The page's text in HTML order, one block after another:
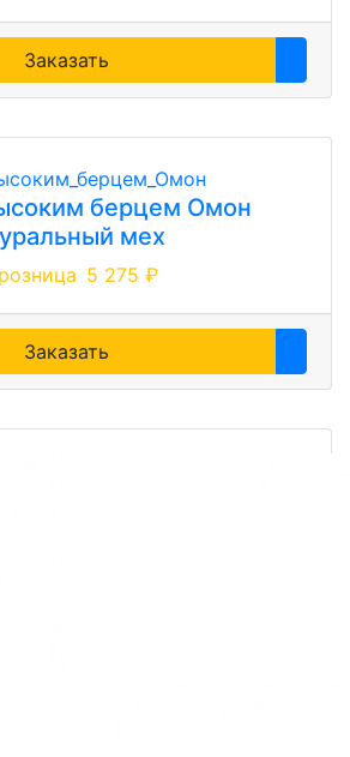
Заказать
берцем Омон
мех
розница 5 275 ₽
Заказать